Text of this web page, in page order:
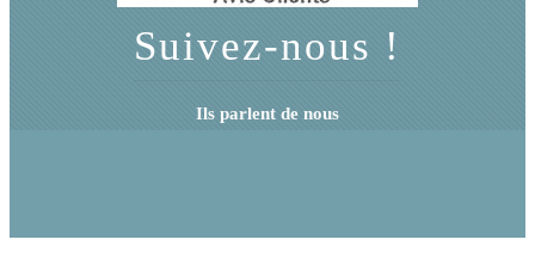
Suivez-nous !
Ils parlent de nous